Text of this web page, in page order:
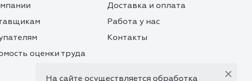
Доставка и оплата
Работа у нас
Контакты
оценки труда
На сайте осуществляется обработка